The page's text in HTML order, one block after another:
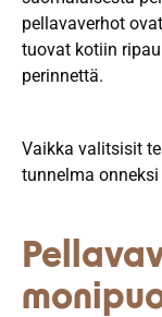
pellavaverhot
tuovat kotiin
perinnettä.
Vaikka valitsisit
tunnelma onneksi